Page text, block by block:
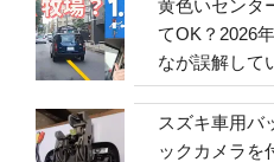
黄色いセンタ
てOK？2026
なが誤解して
スズキ車用バ
ックカメラを